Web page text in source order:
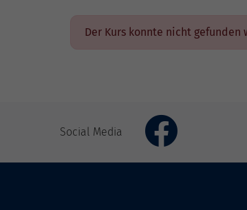
Der Kurs konnte nicht gefunden
Social Media